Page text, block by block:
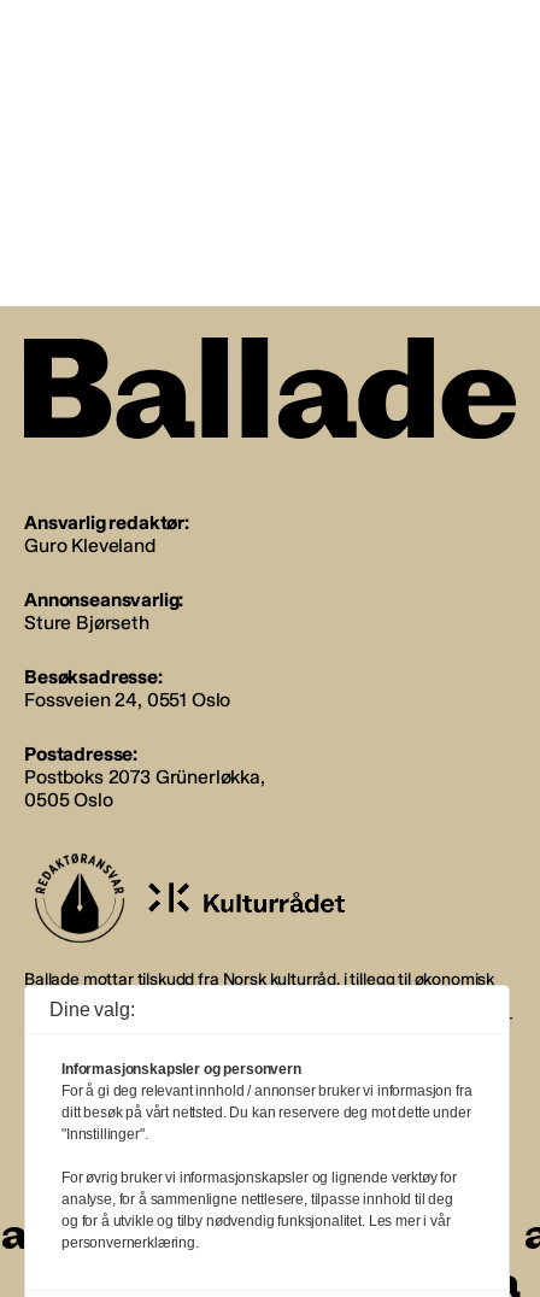
Ansvarlig redaktør:
Guro Kleveland
Annonseansvarlig:
Sture Bjørseth
Besøksadresse:
Fossveien 24, 0551 Oslo
Postadresse:
Postboks 2073 Grünerløkka,
0505 Oslo
Ballade mottar tilskudd fra Norsk kulturråd, i tillegg til økonomisk
støtte fra eierne NOPA, Norsk komponistforening og
Musikkforleggerne. Ballade drives etter Redaktør- og Vær Varsom-
BALLADE — NORGES MUSIKKMAGASIN
a
aaa
aa
aa
a
Dine valg:
Informasjonskapsler og personvern
For å gi deg relevant innhold / annonser bruker vi informasjon fra
ditt besøk på vårt nettsted. Du kan reservere deg mot dette under
"Innstillinger".
For øvrig bruker vi informasjonskapsler og lignende verktøy for
analyse, for å sammenligne nettlesere, tilpasse innhold til deg
og for å utvikle og tilby nødvendig funksjonalitet. Les mer i vår
personvernerklæring.